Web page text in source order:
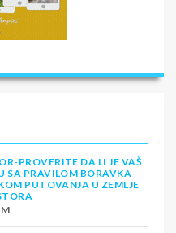
PROVERITE DA LI JE VAŠ
SA PRAVILOM BORAVKA
PUTOVANJA U ZEMLJE